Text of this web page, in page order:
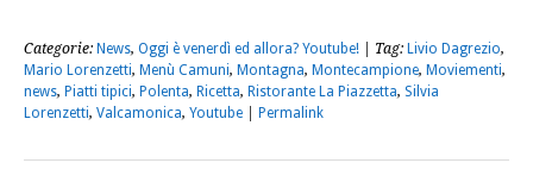
Categorie: News, Oggi è venerdì ed allora? Youtube! | Tag: Livio Dagrezio,
Mario Lorenzetti, Menù Camuni, Montagna, Montecampione, Moviementi,
news, Piatti tipici, Polenta, Ricetta, Ristorante La Piazzetta, Silvia
Lorenzetti, Valcamonica, Youtube Permalink